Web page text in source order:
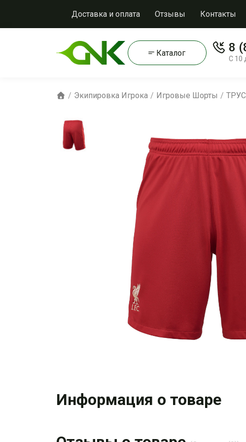
Доставка и оплата Отзывы Контакты
Каталог 8
С 10
Экипировка Игрока Игровые Шорты
Информация о товаре